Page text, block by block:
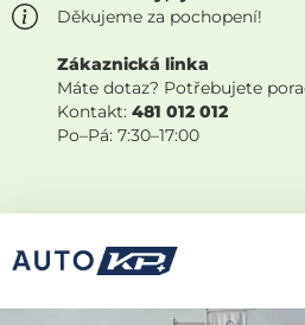
Děkujeme za pochopení!
Zákaznická linka
Máte dotaz? Potřebujete
Kontakt: 481 012 012
Po–Pá: 7:30–17:00